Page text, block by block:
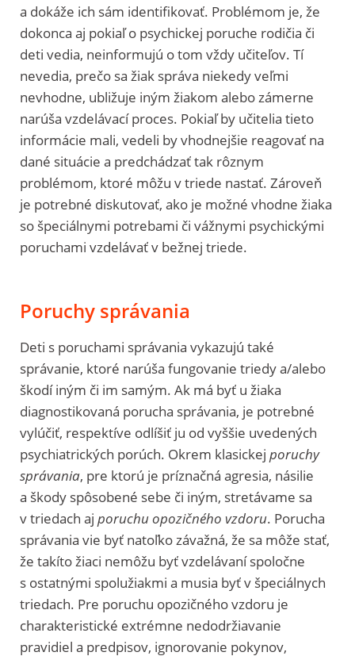
a dokáže ich sám identifikovať. Problémom je, že
dokonca aj pokiaľ o psychickej poruche rodičia či
deti vedia, neinformujú o tom vždy učiteľov. Tí
nevedia, prečo sa žiak správa niekedy veľmi
nevhodne, ubližuje iným žiakom alebo zámerne
narúša vzdelávací proces. Pokiaľ by učitelia tieto
informácie mali, vedeli by vhodnejšie reagovať na
dané situácie a predchádzať tak rôznym
problémom, ktoré môžu v triede nastať. Zároveň
je potrebné diskutovať, ako je možné vhodne žiaka
so špeciálnymi potrebami či vážnymi psychickými
poruchami vzdelávať v bežnej triede.
Poruchy správania
Deti s poruchami správania vykazujú také
správanie, ktoré narúša fungovanie triedy a/alebo
škodí iným či im samým. Ak má byť u žiaka
diagnostikovaná porucha správania, je potrebné
vylúčiť, respektíve odlíšiť ju od vyššie uvedených
psychiatrických porúch. Okrem klasickej poruchy
správania, pre ktorú je príznačná agresia, násilie
a škody spôsobené sebe či iným, stretávame sa
v triedach aj poruchu opozičného vzdoru. Porucha
správania vie byť natoľko závažná, že sa môže stať,
že takíto žiaci nemôžu byť vzdelávaní spoločne
s ostatnými spolužiakmi a musia byť v špeciálnych
triedach. Pre poruchu opozičného vzdoru je
charakteristické extrémne nedodržiavanie
pravidiel a predpisov, ignorovanie pokynov,